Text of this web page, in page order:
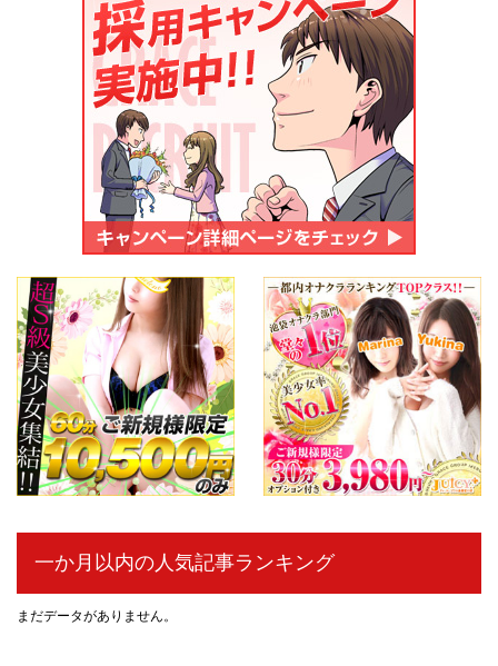
一か月以内の人気記事ランキング
まだデータがありません。